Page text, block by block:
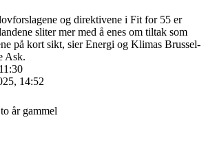
og direktivene i Fit for 55 er
sliter mer med å enes om tiltak som
på kort sikt, sier Energi og Klimas Brussel-
Ask.
14:52
år gammel